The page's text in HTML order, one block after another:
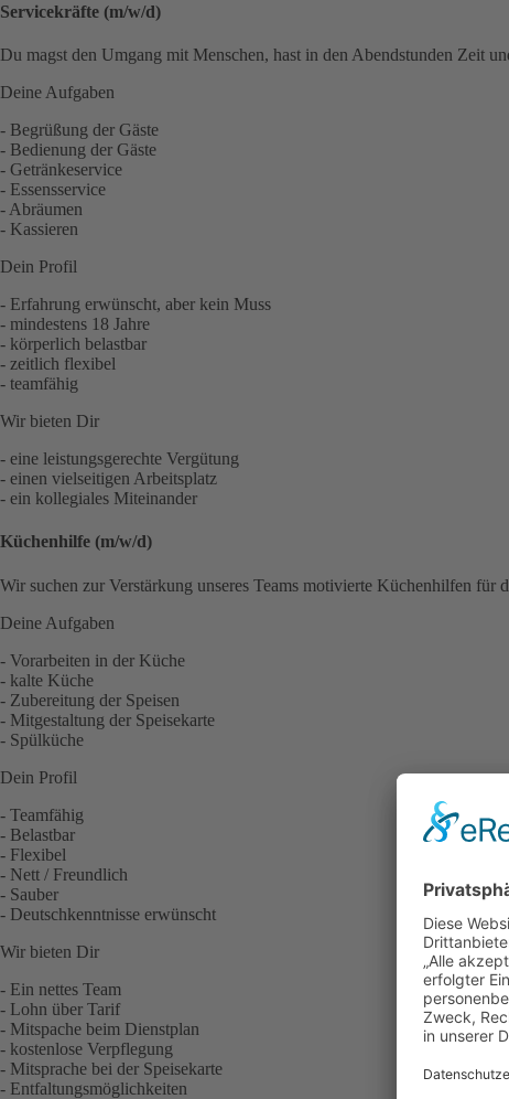
Servicekräfte (m/w/d)
Du magst den Umgang mit Menschen, hast in den Abendstunden Zeit
Deine Aufgaben
- Begrüßung der Gäste
- Bedienung der Gäste
- Getränkeservice
- Essensservice
- Abräumen
- Kassieren
Dein Profil
- Erfahrung erwünscht, aber kein Muss
- mindestens 18 Jahre
- körperlich belastbar
- zeitlich flexibel
- teamfähig
Wir bieten Dir
- eine leistungsgerechte Vergütung
- einen vielseitigen Arbeitsplatz
- ein kollegiales Miteinander
Küchenhilfe (m/w/d)
Wir suchen zur Verstärkung unseres Teams motivierte Küchenhilfen für
Deine Aufgaben
- Vorarbeiten in der Küche
- kalte Küche
- Zubereitung der Speisen
- Mitgestaltung der Speisekarte
- Spülküche
Dein Profil
- Teamfähig
- Belastbar
- Flexibel
- Nett / Freundlich
- Sauber
- Deutschkenntnisse erwünscht
Wir bieten Dir
- Ein nettes Team
- Lohn über Tarif
- Mitspache beim Dienstplan
- kostenlose Verpflegung
- Mitsprache bei der Speisekarte
- Entfaltungsmöglichkeiten